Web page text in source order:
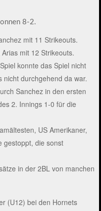
8-2.
mit 11 Strikeouts.
mit 12 Strikeouts.
konnte das Spiel nicht
nicht durchgehend da war.
Sanchez in den ersten
2. Innings 1-0 für die
US Amerikaner,
gestoppt, die sonst
in der 2BL von manchen
(U12) bei den Hornets